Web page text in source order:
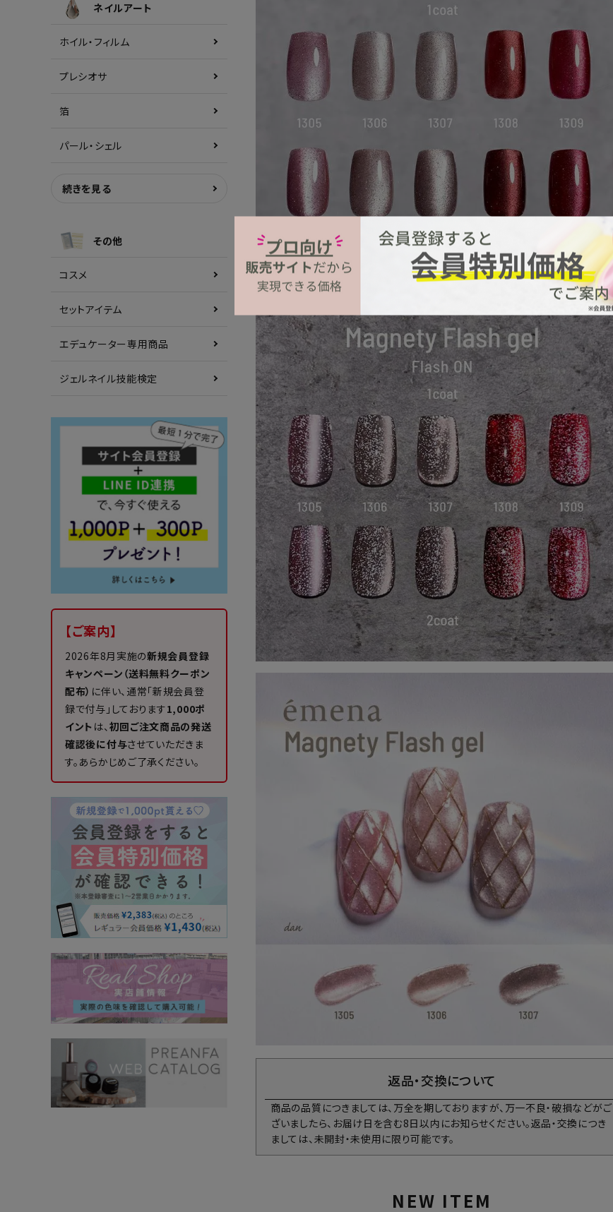
ネイルアート
ホイル・フィルム
プレシオサ
箔
パール・シェル
続きを見る
その他
コスメ
セットアイテム
エデュケーター専用商品
ジェルネイル技能検定
【ご案内】
2026年8月実施の新規会員登録
キャンペーン（送料無料クーポン
配布） に伴い、通常「新規会員登
録で付与」しております1,000ポ
イント は、初回ご注文商品の発送
確認後に付与させていただきま
す。あらかじめご了承ください。
返品・交換について
商品の品質につきましては、万全を期しておりますが、万一不良・破損などがご
ざいましたら、お届け日を含む8日以内にお知らせください。返品・交換につき
ましては、未開封・未使用に限り可能です。
NEW ITEM